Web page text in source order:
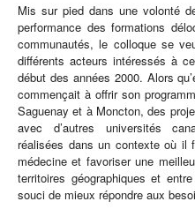
Mis sur pied dans une volonté
performance des formations
communautés, le colloque se
différents acteurs intéressés à
début des années 2000. Alors
commençait à offrir son
Saguenay et à Moncton, des
avec d’autres universités
réalisées dans un contexte où il
médecine et favoriser une
territoires géographiques et
souci de mieux répondre aux